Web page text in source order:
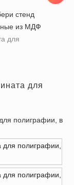
стенд
из МДФ
для
для